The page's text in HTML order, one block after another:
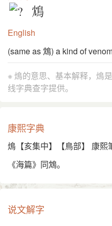
鴆
English
(same as 鴆) a kind of
※ 䲴的意思、基本解释，䲴
线字典查字提供。
康熙字典
䲴【亥集中】【鳥部】 康
《海篇》同鴆。
说文解字